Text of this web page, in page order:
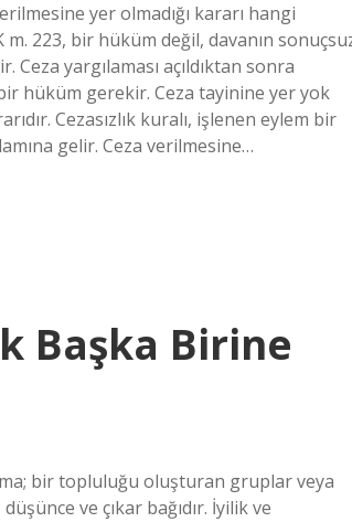
yer olmadığı kararı hangi
223, bir hüküm değil, davanın
yargılaması açıldıktan sonra
hüküm gerekir. Ceza tayinine yer yok
Cezasızlık kuralı, işlenen eylem bir
gelir. Ceza verilmesine…
Başka Birine
bir topluluğu oluşturan gruplar veya
ve çıkar bağıdır. İyilik ve